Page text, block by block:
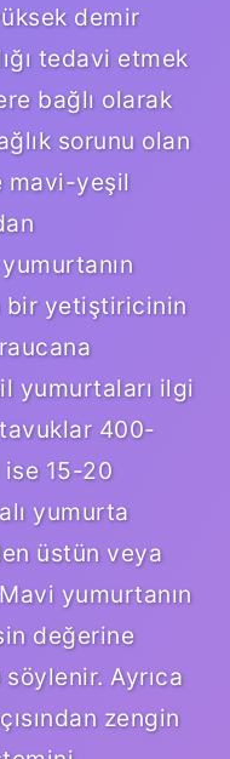
demir
tedavi etmek
bağlı olarak
sorunu olan
mavi-yeşil
bir yetiştiricinin
yumurtaları ilgi
400-
15-20
yumurta
üstün veya
yumurtanın
değerine
Ayrıca
zengin